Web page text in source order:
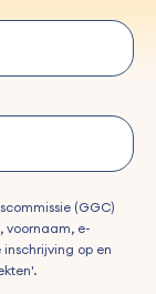
(GGC)
voornaam, e-
op en